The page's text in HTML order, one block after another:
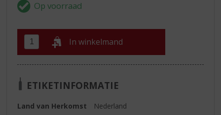
In winkelmand
ETIKETINFORMATIE
Land van Herkomst
Nederland